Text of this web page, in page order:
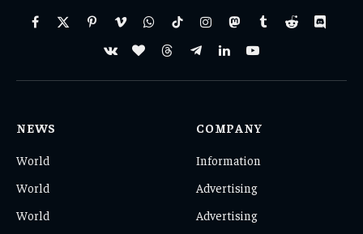
Facebook
X
PinterestVimeoWhatsAppTikTokInstagramMastodonTumblrRedditDiscord
VKontakteBlogLovinThreadsTelegramLinkedInYouTube
NEWS
World
World
World
COMPANY
Information
Advertising
Advertising